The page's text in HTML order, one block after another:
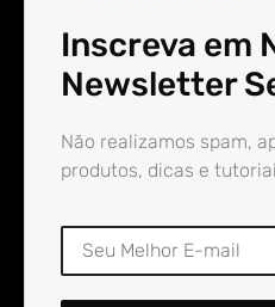
Inscreva em
Newsletter
Não realizamos spam,
produtos, dicas e